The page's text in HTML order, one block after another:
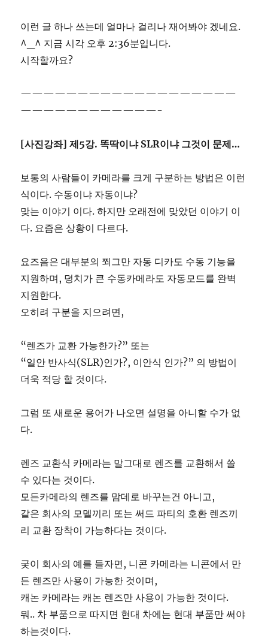
이런 글 하나 쓰는데 얼마나 걸리나 재어봐야 겠네요.
^_^ 지금 시각 오후 2:36분입니다.
시작할까요?
———————————————————
————————————-
[사진강좌] 제5강. 똑딱이냐 SLR이냐 그것이 문제…
보통의 사람들이 카메라를 크게 구분하는 방법은 이런
식이다. 수동이냐 자동이냐?
맞는 이야기 이다. 하지만 오래전에 맞았던 이야기 이
다. 요즘은 상황이 다르다.
요즈음은 대부분의 쬐그만 자동 디카도 수동 기능을
지원하며, 덩치가 큰 수동카메라도 자동모드를 완벽
지원한다.
오히려 구분을 지으려면,
“렌즈가 교환 가능한가?” 또는
“일안 반사식(SLR)인가?, 이안식 인가?” 의 방법이
더욱 적당 할 것이다.
그럼 또 새로운 용어가 나오면 설명을 아니할 수가 없
다.
렌즈 교환식 카메라는 말그대로 렌즈를 교환해서 쓸
수 있다는 것이다.
모든카메라의 렌즈를 맘데로 바꾸는건 아니고,
같은 회사의 모델끼리 또는 써드 파티의 호환 렌즈끼
리 교환 장착이 가능하다는 것이다.
궂이 회사의 예를 들자면, 니콘 카메라는 니콘에서 만
든 렌즈만 사용이 가능한 것이며,
캐논 카메라는 캐논 렌즈만 사용이 가능한 것이다.
뭐.. 차 부품으로 따지면 현대 차에는 현대 부품만 써야
하는것이다.